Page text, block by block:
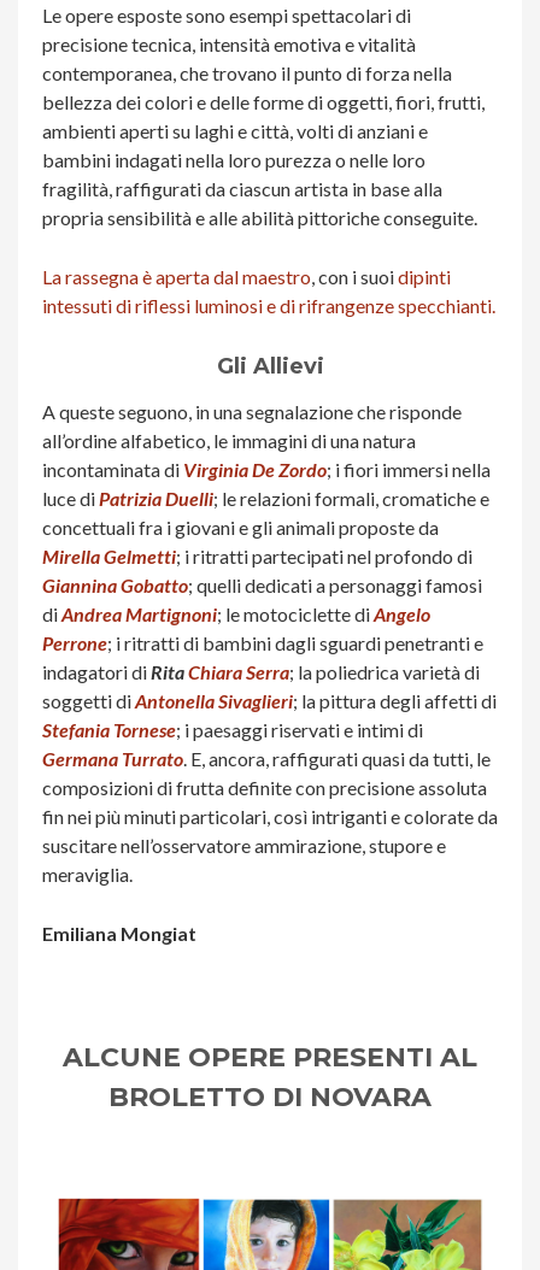
Le opere esposte sono esempi spettacolari di
precisione tecnica, intensità emotiva e vitalità
contemporanea, che trovano il punto di forza nella
bellezza dei colori e delle forme di oggetti, fiori, frutti,
ambienti aperti su laghi e città, volti di anziani e
bambini indagati nella loro purezza o nelle loro
fragilità, raffigurati da ciascun artista in base alla
propria sensibilità e alle abilità pittoriche conseguite.
La rassegna è aperta dal maestro , con i suoidipinti
intessuti di riflessi luminosi e di rifrangenze specchianti.
Gli Allievi
A queste seguono, in una segnalazione che risponde
all’ordine alfabetico, le immagini di una natura
incontaminata di Virginia De Zordo; i fiori immersi nella
luce di PatriziaDuelli; le relazioni formali, cromatiche e
concettuali fra i giovani e gli animali proposte da
Mirella Gelmetti; i ritratti partecipati nel profondo di
GianninaGobatto; quelli dedicati a personaggi famosi
diAndrea Martignoni; le motociclette diAngelo
Perrone; i ritratti di bambini dagli sguardi penetranti e
indagatori di RitaChiara Serra; la poliedrica varietà di
soggetti diAntonella Sivaglieri; la pittura degli affetti di
Stefania Tornese; i paesaggi riservati e intimi di
Germana Turrato . E, ancora, raffigurati quasi da tutti, le
composizioni di frutta definite con precisione assoluta
fin nei più minuti particolari, così intriganti e colorate da
suscitare nell’osservatore ammirazione, stupore e
meraviglia.
Emiliana Mongiat
ALCUNE OPERE PRESENTI AL
BROLETTO DI NOVARA